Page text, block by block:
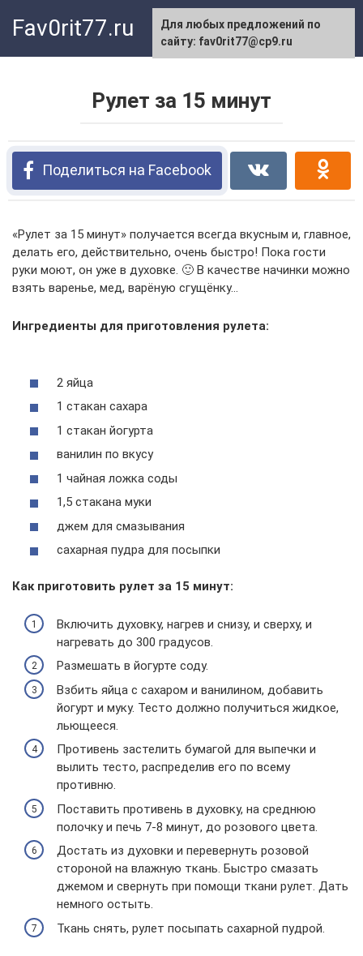
Fav0rit77.ru
Рулет за 15 минут
Поделиться на Facebook
«Рулет за 15 минут» получается всегда вкусным и, главное,
делать его, действительно, очень быстро! Пока гости
руки моют, он уже в духовке. 🙂 В качестве начинки можно
взять варенье, мед, варёную сгущёнку…
Ингредиенты для приготовления рулета:
2 яйца
1 стакан сахара
1 стакан йогурта
ванилин по вкусу
1 чайная ложка соды
1,5 стакана муки
джем для смазывания
сахарная пудра для посыпки
Как приготовить рулет за 15 минут:
Включить духовку, нагрев и снизу, и сверху, и
нагревать до 300 градусов.
Размешать в йогурте соду.
Взбить яйца с сахаром и ванилином, добавить
йогурт и муку. Тесто должно получиться жидкое,
льющееся.
Противень застелить бумагой для выпечки и
вылить тесто, распределив его по всему
противню.
Поставить противень в духовку, на среднюю
полочку и печь 7-8 минут, до розового цвета.
Достать из духовки и перевернуть розовой
стороной на влажную ткань. Быстро смазать
джемом и свернуть при помощи ткани рулет. Дать
немного остыть.
Ткань снять, рулет посыпать сахарной пудрой.
Для любых предложений по
сайту: fav0rit77@cp9.ru